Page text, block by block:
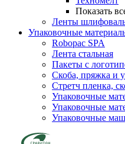
Показать
Ленты
Упаковочные
Robopac SPA
Лента стальная
Пакеты с
Скоба, пряжка и
Стретч пленка,
Упаковочные
Упаковочные
Упаковочные